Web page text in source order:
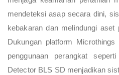
mendeteksi asap secara dini,
kebakaran dan melindungi aset
Dukungan platform
penggunaan perangkat
Detector BLS SD menjadikan